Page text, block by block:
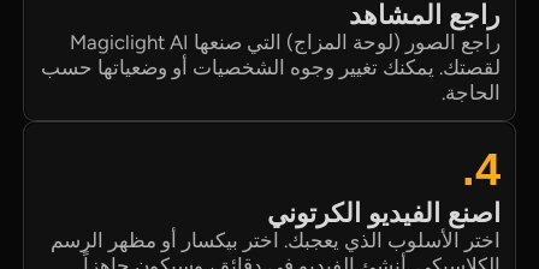
راجع المشاهد
راجع الصور (لوحة المزاج) التي صنعها Magiclight AI
لقصتك. يمكنك تغيير وجوه الشخصيات أو وضعياتها حسب
الحاجة.
4.
اصنع الفيديو الكرتوني
اختر الأسلوب الذي يعجبك. اختر بيكسار أو مظهر الرسم